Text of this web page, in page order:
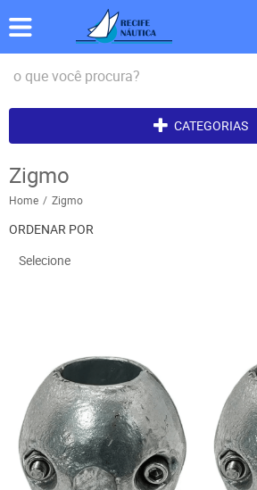
CATEGORIAS
Zigmo
Home Zigmo
ORDENAR POR
Selecione